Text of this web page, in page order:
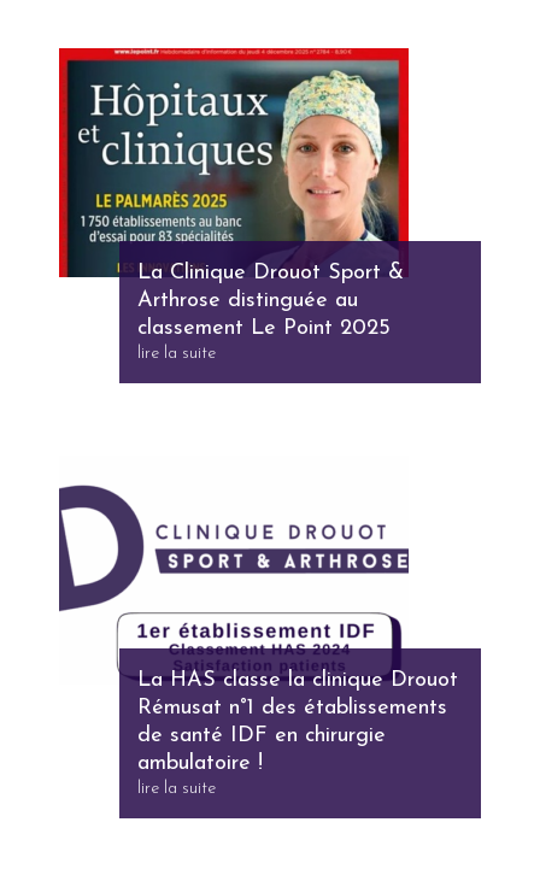
La Clinique Drouot Sport &
Arthrose distinguée au
classement Le Point 2025
lire la suite
La HAS classe la clinique Drouot
Rémusat n°1 des établissements
de santé IDF en chirurgie
ambulatoire !
lire la suite